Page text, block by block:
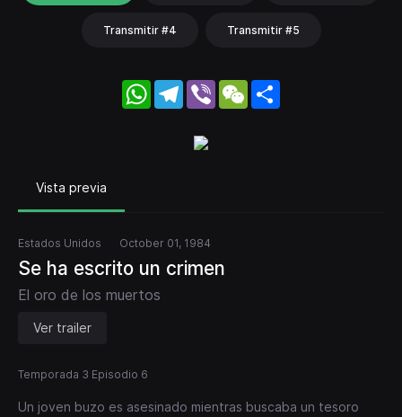
Transmitir #4 Transmitir #5
WhatsApp
Telegram
Viber WeChat
Vista previa
Estados Unidos October 01, 1984
Se ha escrito un crimen
El oro de los muertos
Ver trailer
Temporada 3 Episodio 6
Un joven buzo es asesinado mientras buscaba un tesoro